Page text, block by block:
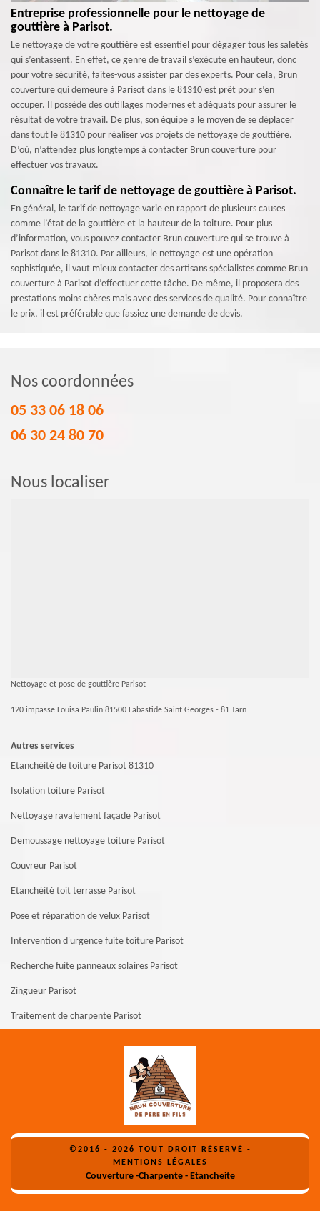
Entreprise professionnelle pour le nettoyage de
gouttière à Parisot.
Le nettoyage de votre gouttière est essentiel pour dégager tous les saletés
qui s’entassent. En effet, ce genre de travail s’exécute en hauteur, donc
pour votre sécurité, faites-vous assister par des experts. Pour cela, Brun
couverture qui demeure à Parisot dans le 81310 est prêt pour s’en
occuper. Il possède des outillages modernes et adéquats pour assurer le
résultat de votre travail. De plus, son équipe a le moyen de se déplacer
dans tout le 81310 pour réaliser vos projets de nettoyage de gouttière.
D’où, n’attendez plus longtemps à contacter Brun couverture pour
effectuer vos travaux.
Connaître le tarif de nettoyage de gouttière à Parisot.
En général, le tarif de nettoyage varie en rapport de plusieurs causes
comme l’état de la gouttière et la hauteur de la toiture. Pour plus
d’information, vous pouvez contacter Brun couverture qui se trouve à
Parisot dans le 81310. Par ailleurs, le nettoyage est une opération
sophistiquée, il vaut mieux contacter des artisans spécialistes comme Brun
couverture à Parisot d’effectuer cette tâche. De même, il proposera des
prestations moins chères mais avec des services de qualité. Pour connaître
le prix, il est préférable que fassiez une demande de devis.
Nos coordonnées
05 33 06 18 06
06 30 24 80 70
Nous localiser
Nettoyage et pose de gouttière Parisot
120 impasse Louisa Paulin 81500 Labastide Saint Georges - 81 Tarn
Autres services
Etanchéité de toiture Parisot 81310
Isolation toiture Parisot
Nettoyage ravalement façade Parisot
Demoussage nettoyage toiture Parisot
Couvreur Parisot
Etanchéité toit terrasse Parisot
Pose et réparation de velux Parisot
Intervention d'urgence fuite toiture Parisot
Recherche fuite panneaux solaires Parisot
Zingueur Parisot
Traitement de charpente Parisot
©2016 - 2026 TOUT DROIT RÉSERVÉ -
MENTIONS LÉGALES
Couverture -Charpente - Etancheite